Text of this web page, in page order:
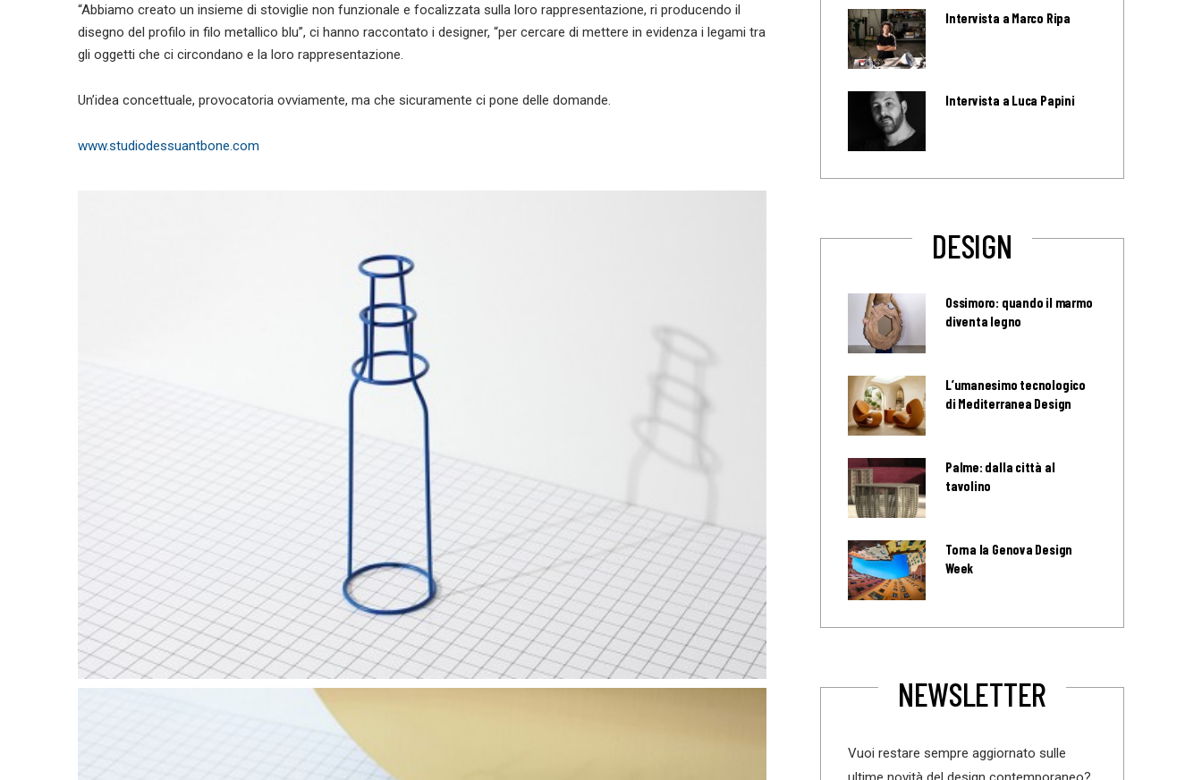
“Abbiamo creato un insieme di stoviglie non funzionale e focalizzata sulla loro rappresentazione, ri producendo il
disegno del profilo in filo metallico blu”, ci hanno raccontato i designer, “per cercare di mettere in evidenza i legami tra
gli oggetti che ci circondano e la loro rappresentazione.
Un’idea concettuale, provocatoria ovviamente, ma che sicuramente ci pone delle domande.
www.studiodessuantbone.com
Intervista a Marco Ripa
Intervista a Luca Papini
DESIGN
Ossimoro: quando il marmo
diventa legno
L’umanesimo tecnologico
di Mediterranea Design
Palme: dalla città al
tavolino
Torna la Genova Design
Week
NEWSLETTER
Vuoi restare sempre aggiornato sulle